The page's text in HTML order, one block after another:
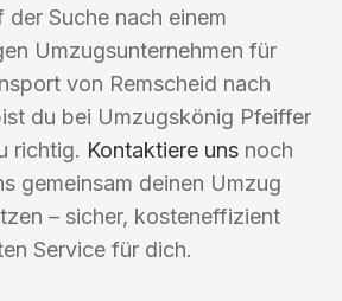
der Suche nach einem
Umzugsunternehmen für
von Remscheid nach
du bei Umzugskönig Pfeiffer
richtig. Kontaktiere uns noch
gemeinsam deinen Umzug
– sicher, kosteneffizient
Service für dich.